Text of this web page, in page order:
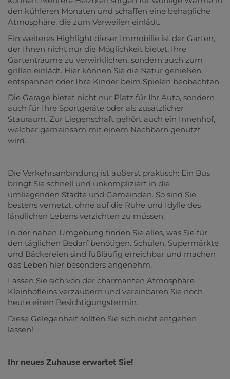
den kühleren Monaten und schaffen eine behagliche
Atmosphäre, die zum Verweilen einlädt.
Ein weiteres Highlight dieser Immobilie ist der Garten,
der Ihnen nicht nur die Möglichkeit bietet, Ihre
Gartenträume zu verwirklichen, sondern auch zum
grillen einlädt. Hier können Sie die Natur genießen,
entspannen oder Ihre Kinder beim Spielen beobachten.
Die Garage bietet nicht nur Platz für Ihr Auto, sondern
auch für Ihre Sportgeräte oder als zusätzlicher
Stauraum. Zur Liegenschaft gehört auch ein Innenhof,
welcher gemeinsam mit einem Nachbarn genutzt
wird.
Die Verkehrsanbindung ist äußerst praktisch: Ein Bus
bringt Sie schnell und unkompliziert in die
umliegenden Städte und Gemeinden. So sind Sie
bestens vernetzt, ohne auf die Ruhe und Idylle des
ländlichen Lebens verzichten zu müssen.
In der nahen Umgebung finden Sie alles, was Sie für
den täglichen Bedarf benötigen. Schulen, Supermärkte
und Bäckereien sind fußläufig erreichbar und machen
das Leben hier besonders angenehm.
Lassen Sie sich von der charmanten Atmosphäre
Kleinhöfleins verzaubern und vereinbaren Sie noch
heute einen Besichtigungstermin.
Diese Gelegenheit sollten Sie sich nicht entgehen
lassen!
Ihr neues Zuhause erwartet Sie!